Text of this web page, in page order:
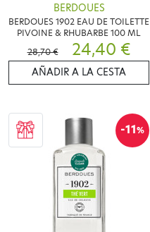
BERDOUES
BERDOUES 1902 EAU DE TOILETTE
PIVOINE & RHUBARBE 100 ML
28,70 €
24,40 €
AÑADIR A LA CESTA
-11%